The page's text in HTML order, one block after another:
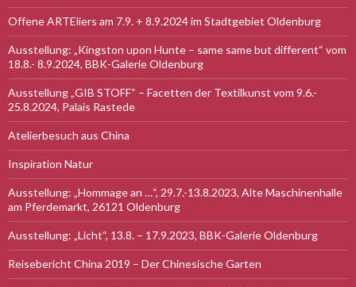
Offene ARTEliers am 7.9. + 8.9.2024 im Stadtgebiet Oldenburg
Ausstellung: „Kingston upon Hunte – same same but different“ vom
18.8.- 8.9.2024, BBK-Galerie Oldenburg
Ausstellung „GIB STOFF“ – Facetten der Textilkunst vom 9.6.-
25.8.2024, Palais Rastede
Atelierbesuch aus China
Inspiration Natur
Ausstellung: „Hommage an …“, 29.7.-13.8.2023, Alte Maschinenhalle
am Pferdemarkt, 26121 Oldenburg
Ausstellung: „Licht“, 13.8. – 17.9.2023, BBK-Galerie Oldenburg
Reisebericht China 2019 – Der Chinesische Garten